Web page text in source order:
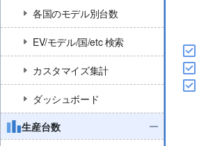
各国のモデル別台数
EV/モデル/国/etc 検索
カスタマイズ集計
ダッシュボード
生産台数